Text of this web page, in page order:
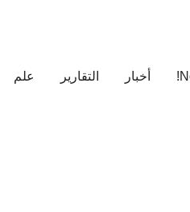
أخبار التقارير علم